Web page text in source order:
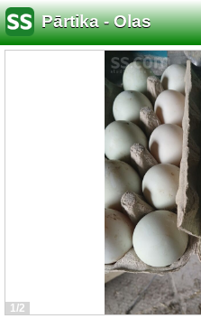
Pārtika - Olas
1/2